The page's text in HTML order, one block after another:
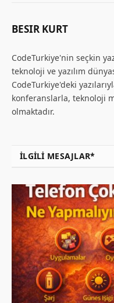
BESIR KURT
CodeTurkiye'nin seçkin
teknoloji ve yazılım
CodeTurkiye'deki
konferanslarla, teknoloji
olmaktadır.
İLGILI MESAJLAR*